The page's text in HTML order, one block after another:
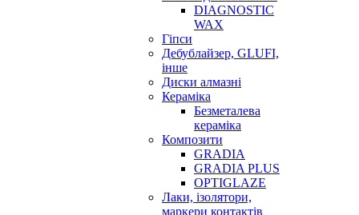
DIAGNOSTIC
WAX
Гіпси
Дебублайзер, GLUFI,
інше
Диски алмазні
Кераміка
Безметалева
кераміка
Композити
GRADIA
GRADIA PLUS
OPTIGLAZE
Лаки, ізолятори,
маркери контактів